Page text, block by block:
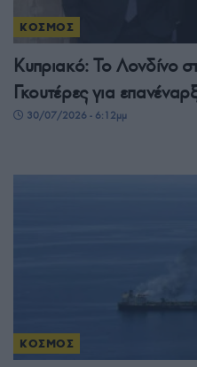
ΚΟΣΜΟΣ
Κυπριακό: Το Λονδίνο
Γκουτέρες για
30/07/2026 - 6:12μμ
ΚΟΣΜΟΣ